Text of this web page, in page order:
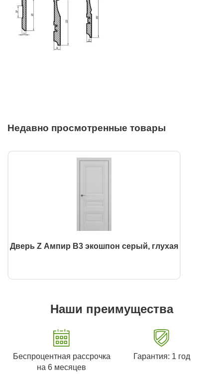
Недавно просмотренные товары
Дверь Z Ампир В3 экошпон серый, глухая
Наши преимущества
Беспроцентная рассрочка
на 6 месяцев
Гарантия: 1 год